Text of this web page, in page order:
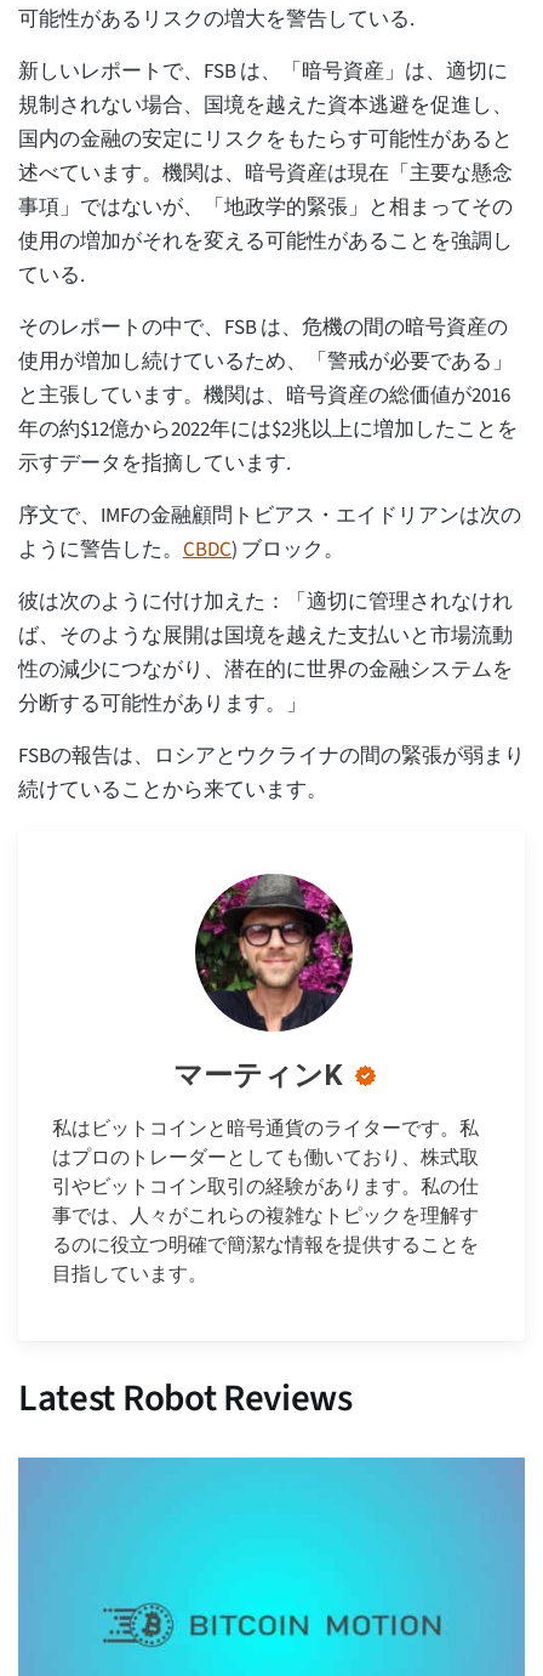
可能性があるリスクの増大を警告している.
新しいレポートで、FSB は、「暗号資産」は、適切に
規制されない場合、国境を越えた資本逃避を促進し、
国内の金融の安定にリスクをもたらす可能性があると
述べています。機関は、暗号資産は現在「主要な懸念
事項」ではないが、「地政学的緊張」と相まってその
使用の増加がそれを変える可能性があることを強調し
ている.
そのレポートの中で、FSB は、危機の間の暗号資産の
使用が増加し続けているため、「警戒が必要である」
と主張しています。機関は、暗号資産の総価値が2016
年の約$12億から2022年には$2兆以上に増加したことを
示すデータを指摘しています.
序文で、IMFの金融顧問トビアス・エイドリアンは次の
ように警告した。 CBDC) ブロック。
彼は次のように付け加えた：「適切に管理されなけれ
ば、そのような展開は国境を越えた支払いと市場流動
性の減少につながり、潜在的に世界の金融システムを
分断する可能性があります。」
FSBの報告は、ロシアとウクライナの間の緊張が弱まり
続けていることから来ています。
マーティンK
私はビットコインと暗号通貨のライターです。私
はプロのトレーダーとしても働いており、株式取
引やビットコイン取引の経験があります。私の仕
事では、人々がこれらの複雑なトピックを理解す
るのに役立つ明確で簡潔な情報を提供することを
目指しています。
Latest Robot Reviews